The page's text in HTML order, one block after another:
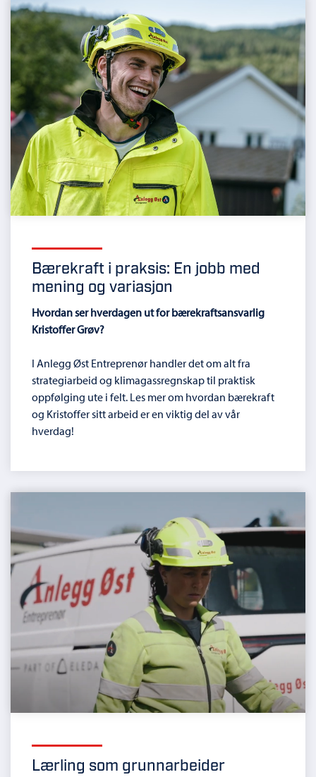
Bærekraft i praksis: En jobb med
mening og variasjon
Hvordan ser hverdagen ut for bærekraftsansvarlig
Kristoffer Grøv?
I Anlegg Øst Entreprenør handler det om alt fra
strategiarbeid og klimagassregnskap til praktisk
oppfølging ute i felt. Les mer om hvordan bærekraft
og Kristoffer sitt arbeid er en viktig del av vår
hverdag!
Lærling som grunnarbeider